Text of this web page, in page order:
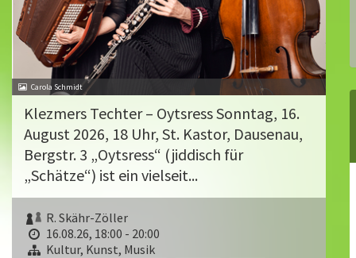
Carola Schmidt
Klezmers Techter – Oytsress Sonntag, 16.
August 2026, 18 Uhr, St. Kastor, Dausenau,
Bergstr. 3 „Oytsress“ (jiddisch für
„Schätze“) ist ein vielseit...
R. Skähr-Zöller
16.08.26, 18:00 - 20:00
Kultur, Kunst, Musik